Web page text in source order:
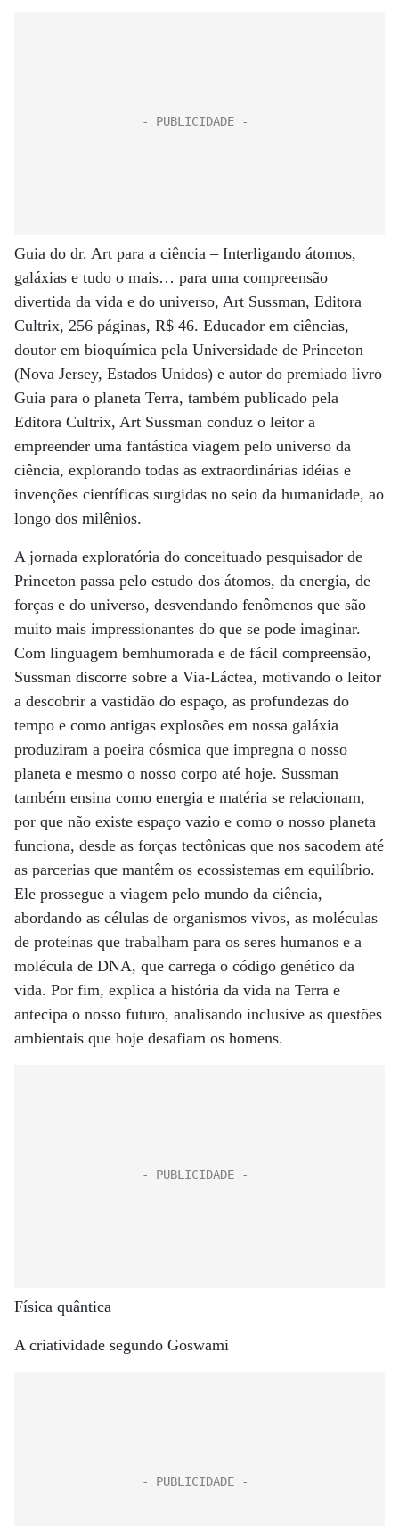
Guia do dr. Art para a ciência – Interligando átomos,
galáxias e tudo o mais… para uma compreensão
divertida da vida e do universo, Art Sussman, Editora
Cultrix, 256 páginas, R$ 46. Educador em ciências,
doutor em bioquímica pela Universidade de Princeton
(Nova Jersey, Estados Unidos) e autor do premiado livro
Guia para o planeta Terra, também publicado pela
Editora Cultrix, Art Sussman conduz o leitor a
empreender uma fantástica viagem pelo universo da
ciência, explorando todas as extraordinárias idéias e
invenções científicas surgidas no seio da humanidade, ao
longo dos milênios.
A jornada exploratória do conceituado pesquisador de
Princeton passa pelo estudo dos átomos, da energia, de
forças e do universo, desvendando fenômenos que são
muito mais impressionantes do que se pode imaginar.
Com linguagem bemhumorada e de fácil compreensão,
Sussman discorre sobre a Via-Láctea, motivando o leitor
a descobrir a vastidão do espaço, as profundezas do
tempo e como antigas explosões em nossa galáxia
produziram a poeira cósmica que impregna o nosso
planeta e mesmo o nosso corpo até hoje. Sussman
também ensina como energia e matéria se relacionam,
por que não existe espaço vazio e como o nosso planeta
funciona, desde as forças tectônicas que nos sacodem até
as parcerias que mantêm os ecossistemas em equilíbrio.
Ele prossegue a viagem pelo mundo da ciência,
abordando as células de organismos vivos, as moléculas
de proteínas que trabalham para os seres humanos e a
molécula de DNA, que carrega o código genético da
vida. Por fim, explica a história da vida na Terra e
antecipa o nosso futuro, analisando inclusive as questões
ambientais que hoje desafiam os homens.
Física quântica
A criatividade segundo Goswami